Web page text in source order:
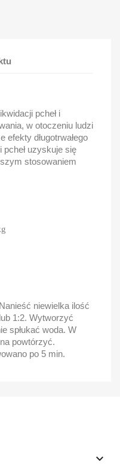
pcheł i
w otoczeniu ludzi
efekty długotrwałego
uzyskuje się
stosowaniem
niewielka ilość
1:2. Wytworzyć
spłukać woda. W
powtórzyć.
po 5 min.
keyboard_arrow_down